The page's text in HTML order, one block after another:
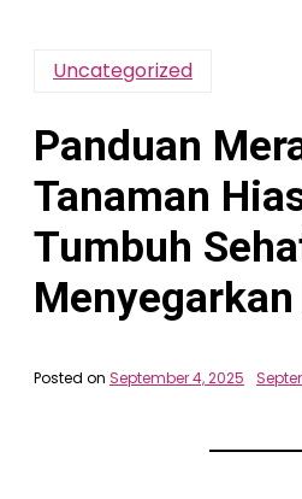
Uncategorized
Panduan
Tanaman
Tumbuh
Posted on September 4, 2025